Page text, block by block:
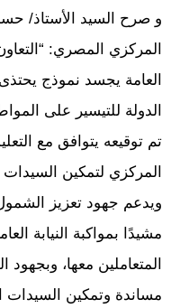
و صرح السيد الأستاذ/
المركزي المصري:
العامة يجسد نموذج
الدولة للتيسير على
تم توقيعه يتوافق مع
المركزي لتمكين
ويدعم جهود تعزيز
مشيدًا بمواكبة النيابة
المتعاملين معها،
مساندة وتمكين السيدات